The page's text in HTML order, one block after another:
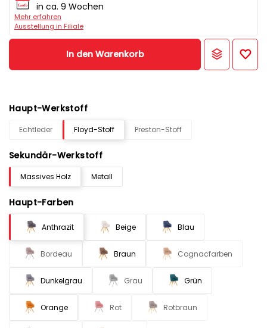
in ca. 9 Wochen
Mehr erfahren
Ausstellung in Filiale
In den Warenkorb
Haupt-Werkstoff
Echtleder Floyd-Stoff Preston-Stoff
Sekundär-Werkstoff
Massives Holz Metall
Haupt-Farben
Anthrazit Beige Blau
Bordeau Braun Cognacfarben
Dunkelgrau Grau Grün
Orange Rot Rotbraun